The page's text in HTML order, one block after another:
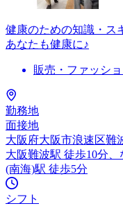
健康のための知識・ス
あなたも健康に♪
販売・ファッシ
勤務地
面接地
大阪府大阪市浪速区難
大阪難波駅 徒歩10分
(南海)駅 徒歩5分
シフト